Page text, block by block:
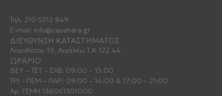
Τηλ. 210 5312 849
E-mail: info@casahara.gr
ΔΙΕΥΘΥΝΣΗ ΚΑΤΑΣΤΗΜΑΤΟΣ
Λογοθέτου 19, Αιγάλεω Τ.Κ 122 44
ΩΡΑΡΙΟ
ΔΕΥ – ΤΕΤ – ΣΑΒ: 09:00 – 15:00
ΤΡΙ – ΠΕΜ – ΠΑΡ: 09:00 – 14:00 & 17:00 – 21:00
Αρ. ΓΕΜΗ 136061301000